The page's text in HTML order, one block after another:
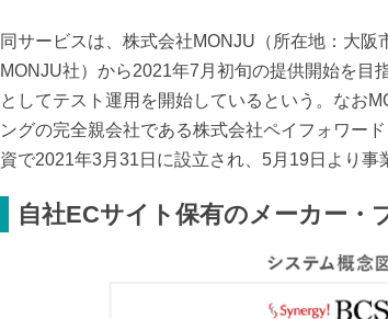
同サービスは、株式会社MONJU（所在地：大阪
MONJU社）から2021年7月初旬の提供開始を目
としてテスト運用を開始しているという。なお
ングの完全親会社である株式会社ペイフォワー
資で2021年3月31日に設立され、5月19日より事
自社ECサイト保有のメーカー・